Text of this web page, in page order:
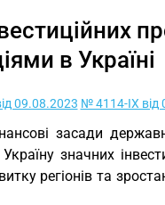
в Україні
09.08.2023 № 4114-IX від
засади
значних
регіонів та